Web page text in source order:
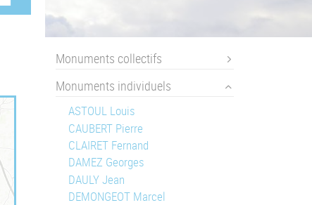
Monuments collectifs
Monuments individuels
ASTOUL Louis
CAUBERT Pierre
CLAIRET Fernand
DAMEZ Georges
DAULY Jean
DEMONGEOT Marcel